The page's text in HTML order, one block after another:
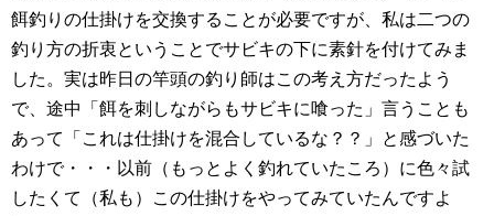
餌釣りの仕掛けを交換することが必要ですが、私は二つの
釣り方の折衷ということでサビキの下に素針を付けてみま
した。実は昨日の竿頭の釣り師はこの考え方だったよう
で、途中「餌を刺しながらもサビキに喰った」言うことも
あって「これは仕掛けを混合しているな？？」と感づいた
わけで・・・以前（もっとよく釣れていたころ）に色々試
したくて（私も）この仕掛けをやってみていたんですよ